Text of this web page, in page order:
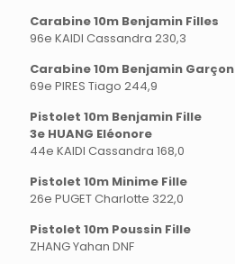
Carabine 10m Benjamin Filles
96e KAIDI Cassandra 230,3
Carabine 10m Benjamin Garçon
69e PIRES Tiago 244,9
Pistolet 10m Benjamin Fille
3e HUANG Eléonore
44e KAIDI Cassandra 168,0
Pistolet 10m Minime Fille
26e PUGET Charlotte 322,0
Pistolet 10m Poussin Fille
ZHANG Yahan DNF